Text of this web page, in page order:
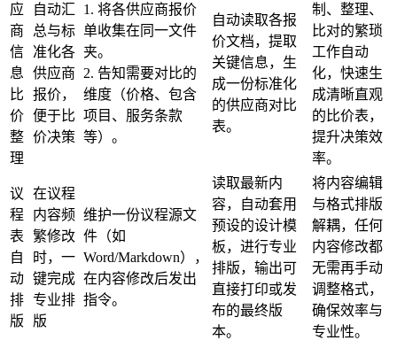
应
商
信
息
比
价
整
理​
自动汇
总与标
准化各
供应商
报价，
便于比
价决策
1. 将各供应商报价
单收集在同一文件
夹。
2. 告知需要对比的
维度（价格、包含
项目、服务条款
等）。
自动读取各报
价文档，提取
关键信息，生
成一份标准化
的供应商对比
表。
制、整理、
比对的繁琐
工作自动
化，快速生
成清晰直观
的比价表，
提升决策效
率。
议
程
表
自
动
排
版​
在议程
内容频
繁修改
时，一
键完成
专业排
版
维护一份议程源文
件（如
Word/Markdown），
在内容修改后发出
指令。
读取最新内
容，自动套用
预设的设计模
板，进行专业
排版，输出可
直接打印或发
布的最终版
本。
将内容编辑
与格式排版
解耦，任何
内容修改都
无需再手动
调整格式，
确保效率与
专业性。